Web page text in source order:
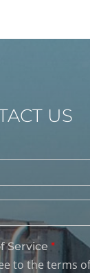
US
Service *
to the terms